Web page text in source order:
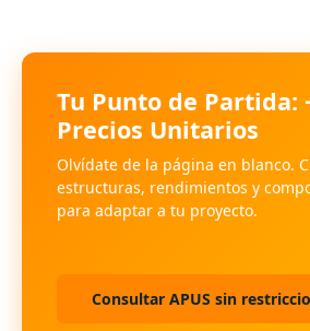
Tu Punto de Partida:
Precios Unitarios
Olvídate de la página en blanco.
estructuras, rendimientos y
para adaptar a tu proyecto.
Consultar APUS sin